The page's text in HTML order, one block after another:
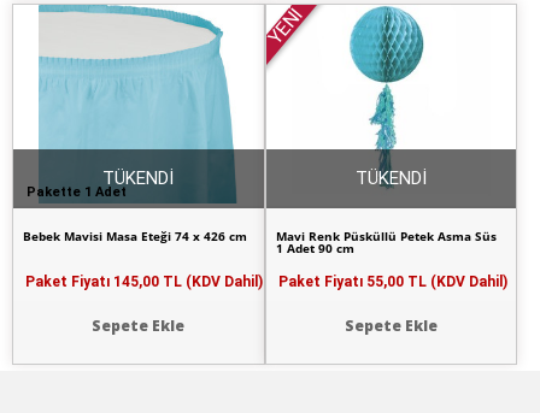
Pakette 1 Adet
Bebek Mavisi Masa Eteği 74 x 426 cm
Paket Fiyatı 145,00 TL (KDV Dahil)
Sepete Ekle
TÜKENDİ
YENİ
Mavi Renk Püsküllü Petek Asma Süs
1 Adet 90 cm
Paket Fiyatı 55,00 TL (KDV Dahil)
Sepete Ekle
TÜKENDİ